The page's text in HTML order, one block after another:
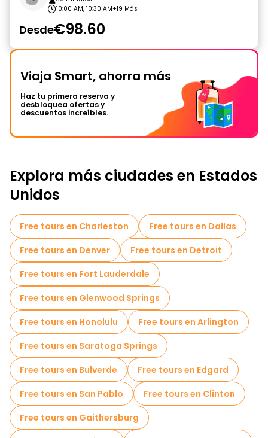
10:00 AM, 10:30 AM+19 Más
Desde€98.60
Viaja Smart, ahorra más
Haz tu primera reserva y
desbloquea ofertas y
descuentos increíbles.
Explora más ciudades en Estados
Unidos
Free tours en Charleston
Free tours en Dallas
Free tours en Denver
Free tours en Detroit
Free tours en Fort Lauderdale
Free tours en Glenwood Springs
Free tours en Honolulu
Free tours en Arlington
Free tours en Saratoga Springs
Free tours en Bulverde
Free tours en Edgard
Free tours en San Pablo
Free tours en Clinton
Free tours en Gaithersburg